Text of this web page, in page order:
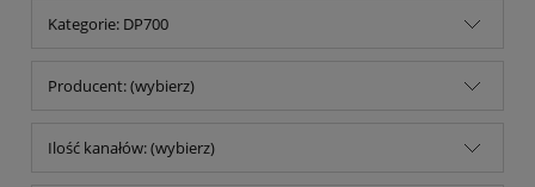
Kategorie: DP700
Producent: (wybierz)
Ilość kanałów: (wybierz)